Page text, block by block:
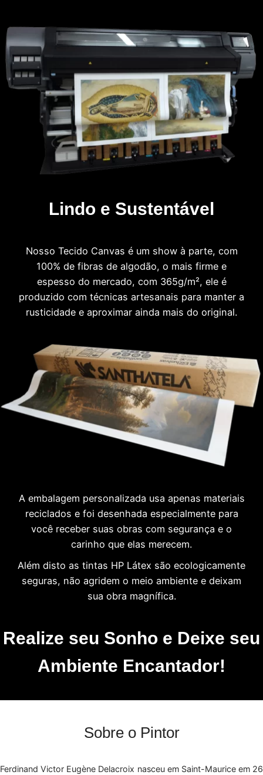
Lindo e Sustentável
Nosso Tecido Canvas é um show à parte, com
100% de fibras de algodão, o mais firme e
espesso do mercado, com 365g/m², ele é
produzido com técnicas artesanais para manter a
rusticidade e aproximar ainda mais do original.
A embalagem personalizada usa apenas materiais
reciclados e foi desenhada especialmente para
você receber suas obras com segurança e o
carinho que elas merecem.
Além disto as tintas HP Látex são ecologicamente
seguras, não agridem o meio ambiente e deixam
sua obra magnífica.
Realize seu Sonho e Deixe seu
Ambiente Encantador!
Sobre o Pintor
Ferdinand Victor Eugène Delacroix nasceu em Saint-Maurice em 26